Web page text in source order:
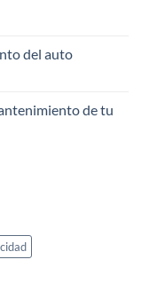
del auto
de tu